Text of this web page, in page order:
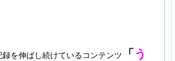
を伸ばし続けているコンテンツ 「う